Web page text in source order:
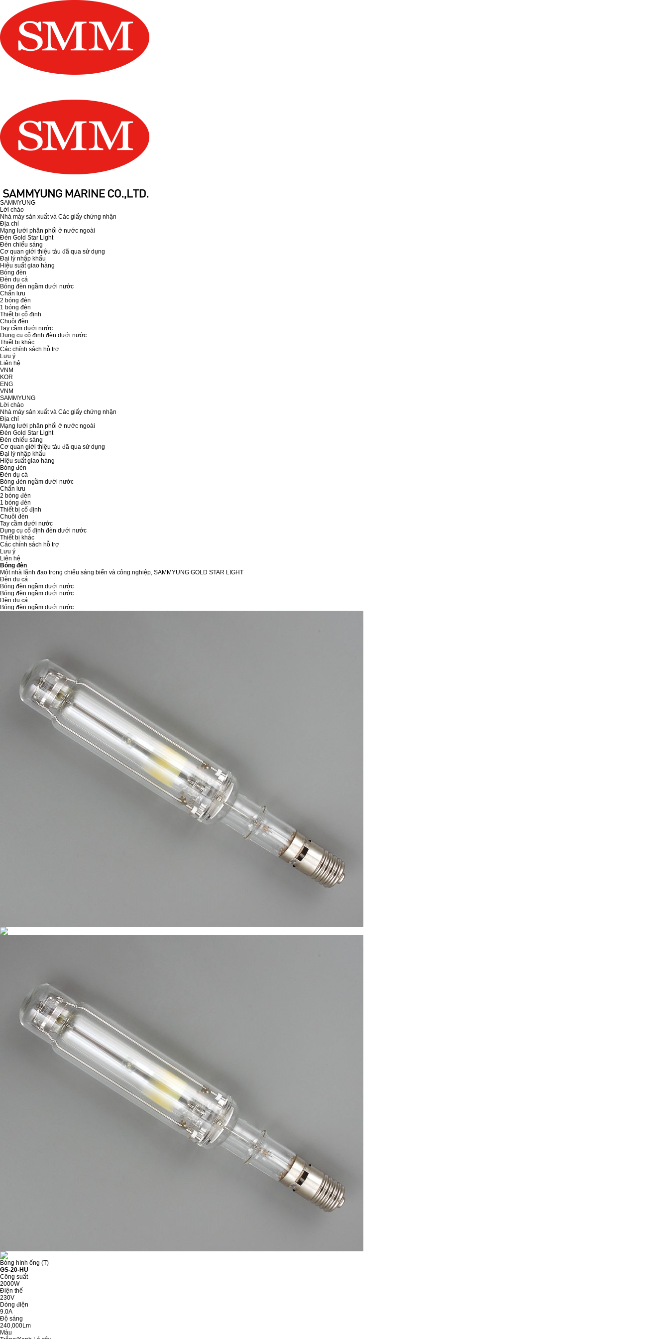
SAMMYUNG
Lời chào
Nhà máy sản xuất và Các giấy chứng nhận
Địa chỉ
Mạng lưới phân phối ở nước ngoài
Đèn Gold Star Light
Đèn chiếu sáng
Cơ quan giới thiệu tàu đã qua sử dụng
Đại lý nhập khẩu
Hiệu suất giao hàng
Bóng đèn
Đèn dụ cá
Bóng đèn ngầm dưới nước
Chấn lưu
2 bóng đèn
1 bóng đèn
Thiết bị cố định
Chuôi đèn
Tay cầm dưới nước
Dụng cụ cố định đèn dưới nước
Thiết bị khác
Các chính sách hỗ trợ
Lưu ý
Liên hệ
VNM
KOR
ENG
VNM
SAMMYUNG
Lời chào
Nhà máy sản xuất và Các giấy chứng nhận
Địa chỉ
Mạng lưới phân phối ở nước ngoài
Đèn Gold Star Light
Đèn chiếu sáng
Cơ quan giới thiệu tàu đã qua sử dụng
Đại lý nhập khẩu
Hiệu suất giao hàng
Bóng đèn
Đèn dụ cá
Bóng đèn ngầm dưới nước
Chấn lưu
2 bóng đèn
1 bóng đèn
Thiết bị cố định
Chuôi đèn
Tay cầm dưới nước
Dụng cụ cố định đèn dưới nước
Thiết bị khác
Các chính sách hỗ trợ
Lưu ý
Liên hệ
Bóng đèn
Một nhà lãnh đạo trong chiếu sáng biển và công nghiệp, SAMMYUNG GOLD STAR LIGHT
Đèn dụ cá
Bóng đèn ngầm dưới nước
Bóng đèn ngầm dưới nước
Đèn dụ cá
Bóng đèn ngầm dưới nước
Bóng hình ống (T)
GS-20-HU
Công suất
2000W
Điện thế
230V
Dòng điện
9.0A
Độ sáng
240,000Lm
Màu